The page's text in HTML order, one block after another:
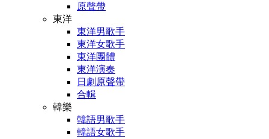
原聲帶
東洋
東洋男歌手
東洋女歌手
東洋團體
東洋演奏
日劇原聲帶
合輯
韓樂
韓語男歌手
韓語女歌手